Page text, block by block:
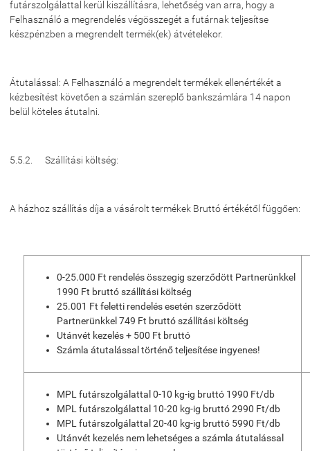
futárszolgálattal kerül kiszállításra, lehetőség van arra, hogy a
Felhasználó a megrendelés végösszegét a futárnak teljesítse
készpénzben a megrendelt termék(ek) átvételekor.
Átutalással: A Felhasználó a megrendelt termékek ellenértékét a
kézbesítést követően a számlán szereplő bankszámlára 14 napon
belül köteles átutalni.
5.5.2. Szállítási költség:
A házhoz szállítás díja a vásárolt termékek Bruttó értékétől függően:
0-25.000 Ft rendelés összegig szerződött Partnerünkkel
1990 Ft bruttó szállítási költség
25.001 Ft feletti rendelés esetén szerződött
Partnerünkkel 749 Ft bruttó szállítási költség
Utánvét kezelés + 500 Ft bruttó
Számla átutalással történő teljesítése ingyenes!
MPL futárszolgálattal 0-10 kg-ig bruttó 1990 Ft/db
MPL futárszolgálattal 10-20 kg-ig bruttó 2990 Ft/db
MPL futárszolgálattal 20-40 kg-ig bruttó 5990 Ft/db
Utánvét kezelés nem lehetséges a számla átutalással